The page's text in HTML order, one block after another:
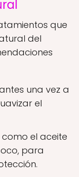
que
del
una vez a
el
el aceite
para